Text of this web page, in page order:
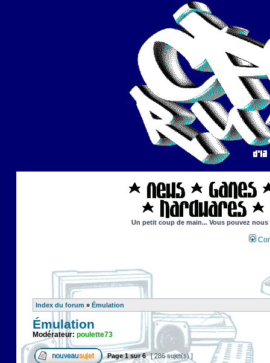
Un petit coup de main... Vous pouvez
Index du forum » Émulation
Émulation
Modérateur: poulette73
Page1sur6 [ 286 sujet(s) ]